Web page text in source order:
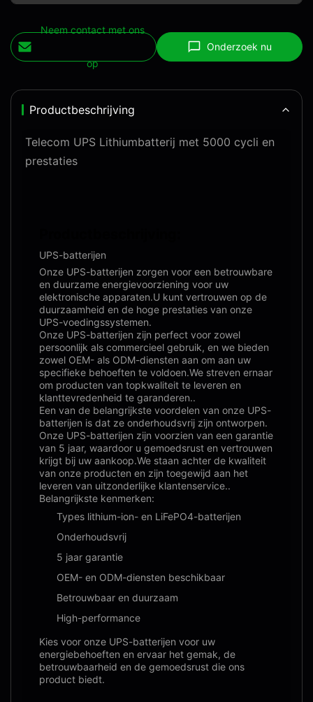
Neem contact met ons
op
Onderzoek nu
Productbeschrijving
Telecom UPS Lithiumbatterij met 5000 cycli en
prestaties
UPS-batterijen
Onze UPS-batterijen zorgen voor een betrouwbare
en duurzame energievoorziening voor uw
elektronische apparaten.U kunt vertrouwen op de
duurzaamheid en de hoge prestaties van onze
UPS-voedingssystemen.
Onze UPS-batterijen zijn perfect voor zowel
persoonlijk als commercieel gebruik, en we bieden
zowel OEM- als ODM-diensten aan om aan uw
specifieke behoeften te voldoen.We streven ernaar
om producten van topkwaliteit te leveren en
klanttevredenheid te garanderen..
Een van de belangrijkste voordelen van onze UPS-
batterijen is dat ze onderhoudsvrij zijn ontworpen.
Onze UPS-batterijen zijn voorzien van een garantie
van 5 jaar, waardoor u gemoedsrust en vertrouwen
krijgt bij uw aankoop.We staan achter de kwaliteit
van onze producten en zijn toegewijd aan het
leveren van uitzonderlijke klantenservice..
Belangrijkste kenmerken:
Types lithium-ion- en LiFePO4-batterijen
Onderhoudsvrij
5 jaar garantie
OEM- en ODM-diensten beschikbaar
Betrouwbaar en duurzaam
High-performance
Kies voor onze UPS-batterijen voor uw
energiebehoeften en ervaar het gemak, de
betrouwbaarheid en de gemoedsrust die ons
product biedt.